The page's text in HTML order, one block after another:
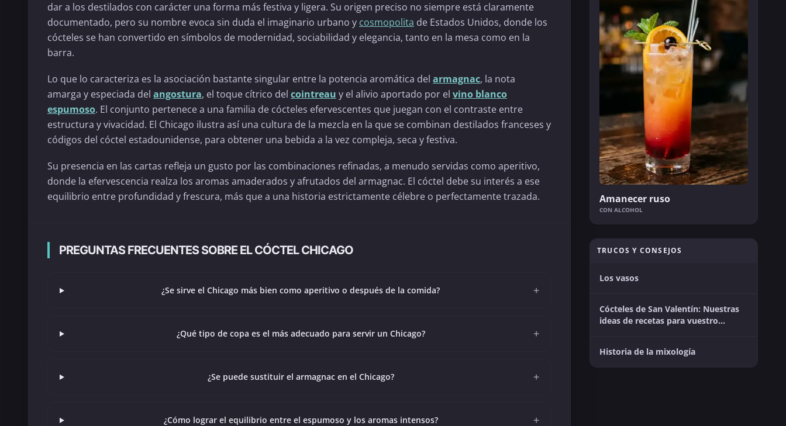
dar a los destilados con carácter una forma más festiva y ligera. Su origen preciso no siempre está claramente
documentado, pero su nombre evoca sin duda el imaginario urbano y cosmopolita de Estados Unidos, donde los
cócteles se han convertido en símbolos de modernidad, sociabilidad y elegancia, tanto en la mesa como en la
barra.
Lo que lo caracteriza es la asociación bastante singular entre la potencia aromática del armagnac, la nota
amarga y especiada del angostura, el toque cítrico del cointreau y el alivio aportado por el vino blanco
espumoso. El conjunto pertenece a una familia de cócteles efervescentes que juegan con el contraste entre
estructura y vivacidad. El Chicago ilustra así una cultura de la mezcla en la que se combinan destilados franceses y
códigos del cóctel estadounidense, para obtener una bebida a la vez compleja, seca y festiva.
Su presencia en las cartas refleja un gusto por las combinaciones refinadas, a menudo servidas como aperitivo,
donde la efervescencia realza los aromas amaderados y afrutados del armagnac. El cóctel debe su interés a ese
equilibrio entre profundidad y frescura, más que a una historia estrictamente célebre o perfectamente trazada.
PREGUNTAS FRECUENTES SOBRE EL CÓCTEL CHICAGO
¿Se sirve el Chicago más bien como aperitivo o después de la comida? +
¿Qué tipo de copa es el más adecuado para servir un Chicago? +
¿Se puede sustituir el armagnac en el Chicago? +
¿Cómo lograr el equilibrio entre el espumoso y los aromas intensos? +
Amanecer ruso
CON ALCOHOL
TRUCOS Y CONSEJOS
Los vasos
Cócteles de San Valentín: Nuestras
ideas de recetas para vuestro
Historia de la mixología